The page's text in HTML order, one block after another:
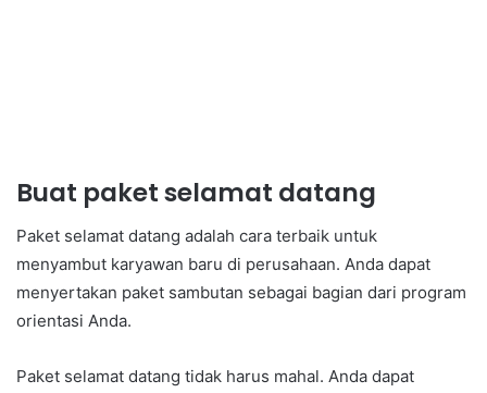
Buat paket selamat datang
Paket selamat datang adalah cara terbaik untuk
menyambut karyawan baru di perusahaan. Anda dapat
menyertakan paket sambutan sebagai bagian dari program
orientasi Anda.
Paket selamat datang tidak harus mahal. Anda dapat